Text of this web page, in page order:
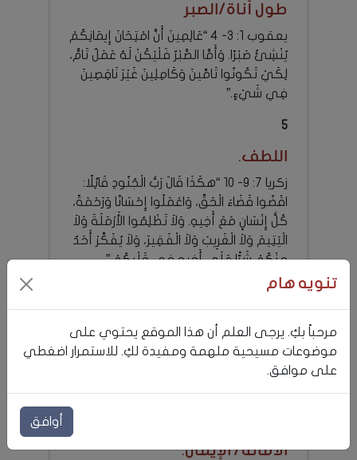
طول أناة/الصبر
يعقوب 1: 3- 4 “عَالِمِينَ أَنَّ امْتِحَانَ إِيمَانِكُمْ
يُنْشِئُ صَبْرًا. وَأَمَّا الصَّبْرُ فَلْيَكُنْ لَهُ عَمَلٌ تَامٌّ،
لِكَيْ تَكُونُوا تَامِّينَ وَكَامِلِينَ غَيْرَ نَاقِصِينَ
فِي شَيْءٍ.”
5
اللطف.
زكريا 7: 9- 10 “هكَذَا قَالَ رَبُّ الْجُنُودِ قَائِلًا:
اقْضُوا قَضَاءَ الْحَقِّ، وَاعْمَلُوا إِحْسَانًا وَرَحْمَةً،
كُلُّ إِنْسَانٍ مَعَ أَخِيهِ. وَلاَ تَظْلِمُوا الأَرْمَلَةَ وَلاَ
الْيَتِيمَ وَلاَ الْغَرِيبَ وَلاَ الْفَقِيرَ، وَلاَ يُفَكِّرْ أَحَدٌ
مِنْكُمْ شَرًّا عَلَى أَخِيهِ فِي قَلْبِكُمْ.”
6
الصلاح.
أفسس 4: 32 “وَكُونُوا لُطَفَاءَ بَعْضُكُمْ نَحْوَ
بَعْضٍ، شَفُوقِينَ مُتَسَامِحِينَ كَمَا سَامَحَكُمُ
الأمانة/ الإيمان.
تنويه هام
مرحباً بكِ. يرجى العلم أن هذا الموقع يحتوي على
موضوعات مسيحية ملهمة ومفيدة لكِ. للاستمرار اضغطي
على موافق.
أوافق